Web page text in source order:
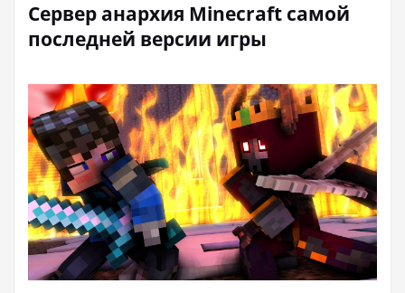
Сервер анархия Minecraft самой
последней версии игры